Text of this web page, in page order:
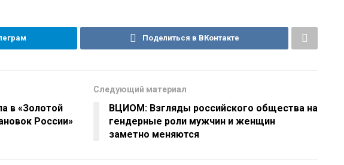
Поделиться в ВКонтакте
в «Золотой
России»
Следующий материал
ВЦИОМ: Взгляды российского общества на
гендерные роли мужчин и женщин
заметно меняются